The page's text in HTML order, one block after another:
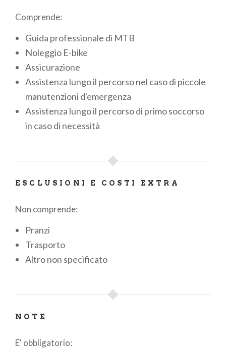
Comprende:
Guida professionale di MTB
Noleggio E-bike
Assicurazione
Assistenza lungo il percorso nel caso di piccole
manutenzioni d'emergenza
Assistenza lungo il percorso di primo soccorso
in caso di necessità
ESCLUSIONI E COSTI EXTRA
Non comprende:
Pranzi
Trasporto
Altro non specificato
NOTE
E' obbligatorio: